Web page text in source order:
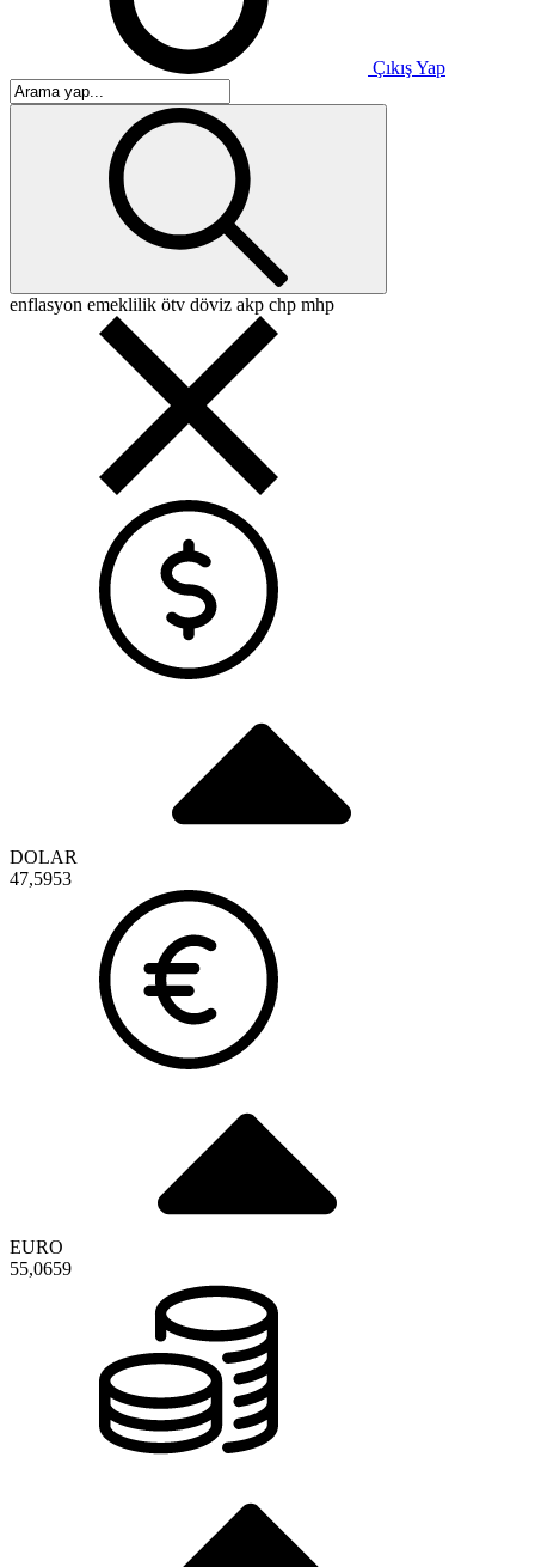
Çıkış Yap
enflasyon emeklilik ötv döviz akp chp mhp
DOLAR
47,5953
EURO
55,0659